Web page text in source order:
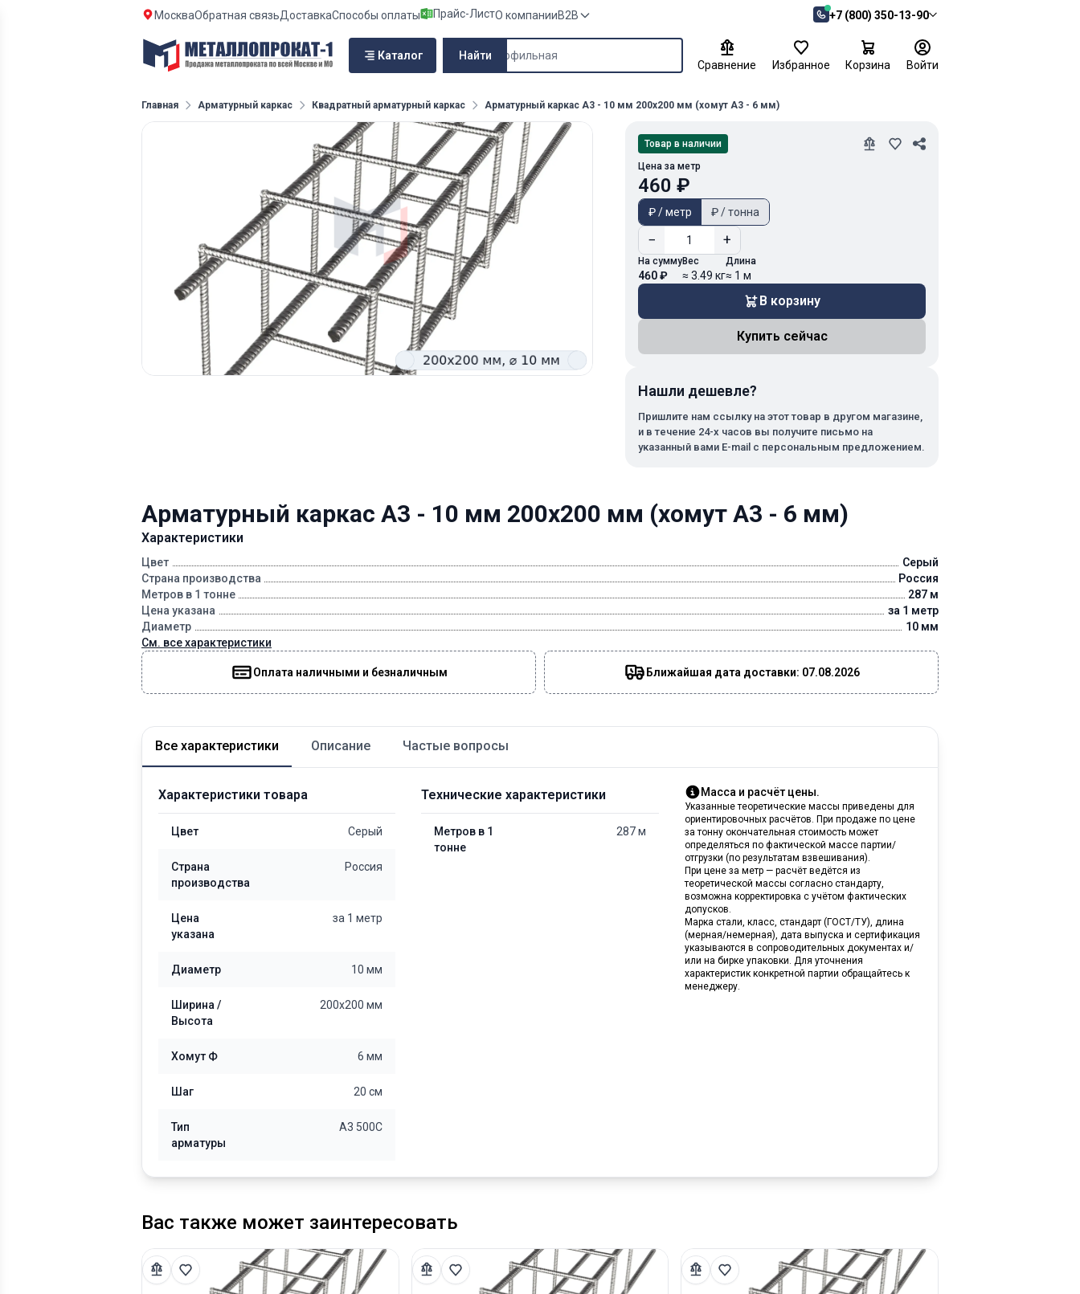
МоскваОбратная связьДоставкаСпособы оплаты Прайс-ЛистО компанииB2B +7 (800) 350-13-90
Каталог Найти
Сравнение Избранное Корзина Войти
Главная Арматурный каркас Квадратный арматурный каркас Арматурный каркас А3 - 10 мм 200х200 мм (хомут А3 - 6 мм)
Арматурный каркас А3 - 10 мм 200х200 мм (хомут А3 - 6 мм)
Характеристики
Цвет
Серый
Страна производства
Россия
Метров в 1 тонне
287 м
Цена указана
за 1 метр
Диаметр
10 мм
См. все характеристики
Оплата наличными и безналичным Ближайшая дата доставки: 07.08.2026
Товар в наличии
Цена за метр
460 ₽
₽ / метр ₽ / тонна
− +
На сумму
460 ₽
Вес
≈ 3.49 кг
Длина
≈ 1 м
В корзину
Купить сейчас
Нашли дешевле?
Пришлите нам ссылку на этот товар в другом магазине,
и в течение 24-х часов вы получите письмо на
указанный вами E-mail с персональным предложением.
Все характеристики Описание Частые вопросы
Характеристики товара
Цвет Серый
Страна
производства
Россия
Цена
указана
за 1 метр
Диаметр 10 мм
Ширина /
Высота
200x200 мм
Хомут Ф 6 мм
Шаг 20 см
Тип
арматуры
А3 500С
Технические характеристики
Метров в 1
тонне
287 м
Масса и расчёт цены.
Указанные теоретические массы приведены для
ориентировочных расчётов. При продаже по цене
за тонну окончательная стоимость может
определяться по фактической массе партии/
отгрузки (по результатам взвешивания).
При цене за метр — расчёт ведётся из
теоретической массы согласно стандарту,
возможна корректировка с учётом фактических
допусков.
Марка стали, класс, стандарт (ГОСТ/ТУ), длина
(мерная/немерная), дата выпуска и сертификация
указываются в сопроводительных документах и/
или на бирке упаковки. Для уточнения
характеристик конкретной партии обращайтесь к
менеджеру.
Вас также может заинтересовать